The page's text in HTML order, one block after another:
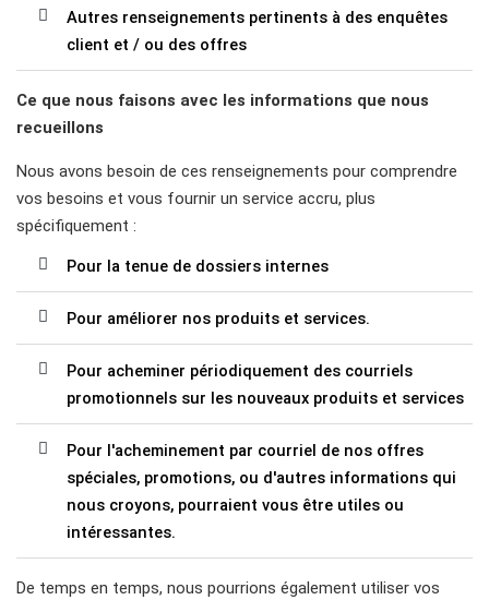
Autres renseignements pertinents à des enquêtes
client et / ou des offres
Ce que nous faisons avec les informations que nous
recueillons
Nous avons besoin de ces renseignements pour comprendre
vos besoins et vous fournir un service accru, plus
spécifiquement :
Pour la tenue de dossiers internes
Pour améliorer nos produits et services.
Pour acheminer périodiquement des courriels
promotionnels sur les nouveaux produits et services
Pour l'acheminement par courriel de nos offres
spéciales, promotions, ou d'autres informations qui
nous croyons, pourraient vous être utiles ou
intéressantes.
De temps en temps, nous pourrions également utiliser vos